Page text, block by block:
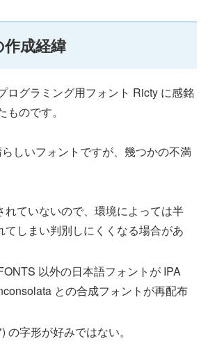
成経緯
ログラミング用フォント Ricty に感銘
のです。
しいフォントですが、幾つかの不満
れていないので、環境によっては半
てしまい判別しにくくなる場合があ
以外の日本語フォントが IPA
との合成フォントが再配布
の字形が好みではない。